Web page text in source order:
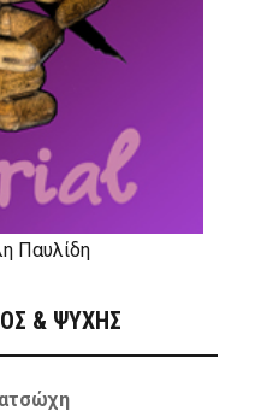
Παυλίδη
& ΨΥΧΗΣ